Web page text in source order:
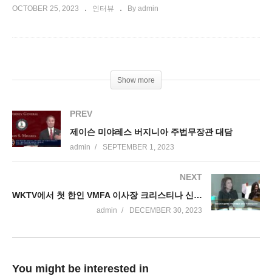
OCTOBER 25, 2023 인터뷰 By admin
Show more
PREV
제이슨 미야레스 버지니아 주법무장관 대담
admin SEPTEMBER 1, 2023
NEXT
WKTV에서 첫 한인 VMFA 이사장 크리스티나 신을 만나보았습니다
admin DECEMBER 30, 2023
You might be interested in